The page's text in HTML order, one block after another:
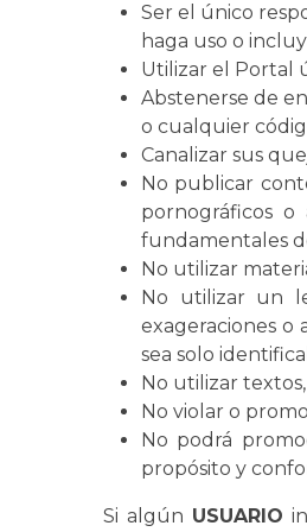
Ser el único
haga uso o
Utilizar el Portal
Abstenerse de
o cualquier
Canalizar sus
No publicar
pornográficos
fundamentales
No utilizar
No utilizar un
exageraciones o
sea solo
No utilizar
No violar o
No podrá
propósito y
Si algún USUARIO